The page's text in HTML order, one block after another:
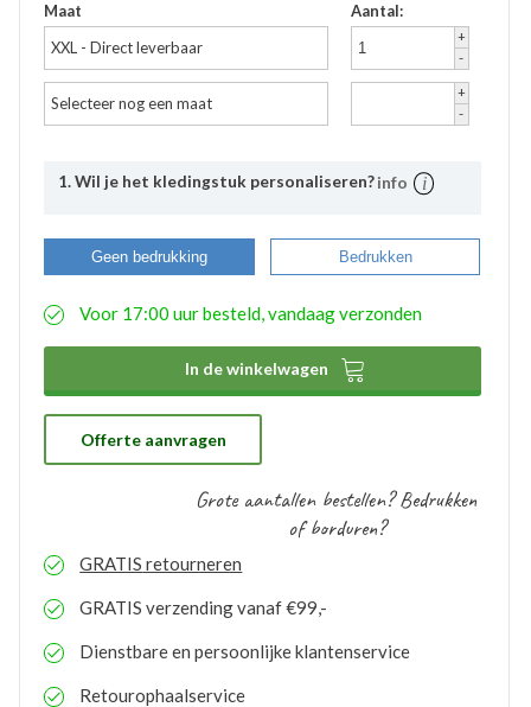
Maat
XXL - Direct leverbaar
Aantal:
+
-
Selecteer nog een maat
+
-
1. Wil je het kledingstuk personaliseren?info
Bij Bevazet kunt u uw bedrijfskleding ook laten
bedrukken. Middels onderstaande stappen kunt u
aangemaakte bedrukkingsprofielen worden
hoeft u bij eventuele nabestellingen niet nogmaals het
proces te doorlopen. De bestelde logo’s kunnen door
ons gratis op voorraad gehouden worden. Bij eventuele
nabestellingen is uw voorraad bekend en kunt u de
logo’s toepassen op elk gewenste artikel.
Geen bedrukking Bedrukken
Voor 17:00 uur besteld, vandaag verzonden
In de winkelwagen 
Offerte aanvragen
Grote aantallen bestellen? Bedrukken
of borduren?
GRATIS retourneren
GRATIS verzending vanaf €99,-
Dienstbare en persoonlijke klantenservice
Retourophaalservice